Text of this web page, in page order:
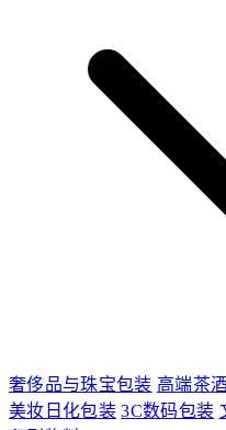
奢侈品与珠宝包装 高端茶
美妆日化包装 3C数码包装